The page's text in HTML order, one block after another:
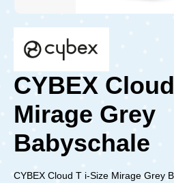
CYBEX
Mirage Grey
Babyschale
CYBEX Cloud T i-Size Mirage Grey